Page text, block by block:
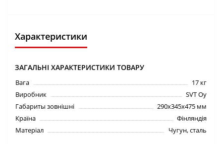
Характеристики
ЗАГАЛЬНІ ХАРАКТЕРИСТИКИ ТОВАРУ
Вага
17 кг
Виробник
SVT Oy
Габариты зовнішні
290х345х475 мм
Країна
Фінляндія
Матеріал
Чугун, сталь